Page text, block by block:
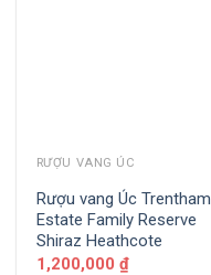
RƯỢU VANG ÚC
Rượu vang Úc Trentham
Estate Family Reserve
Shiraz Heathcote
1,200,000 ₫